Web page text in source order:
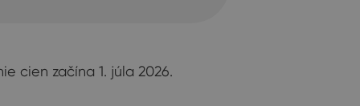
cien začína 1. júla 2026.